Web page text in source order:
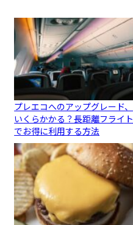
プレエコへのアップグレード、
いくらかかる？長距離フライト
でお得に利用する方法